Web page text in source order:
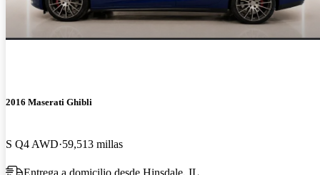
2016 Maserati Ghibli
S Q4 AWD 59,513 millas